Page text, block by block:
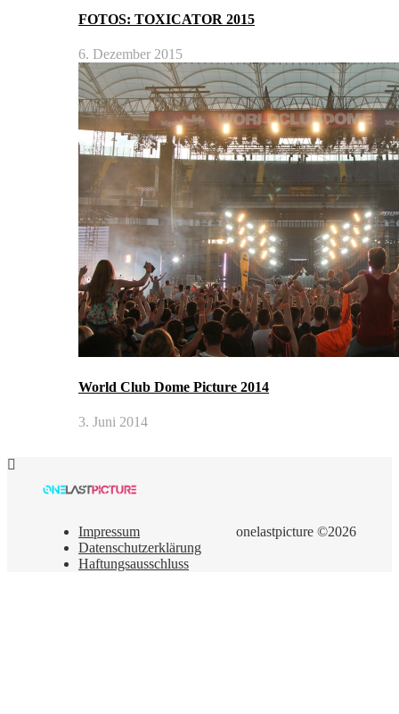
FOTOS: TOXICATOR 2015
6. Dezember 2015
World Club Dome Picture 2014
3. Juni 2014
onelastpicture ©2026
Impressum
Datenschutzerklärung
Haftungsausschluss